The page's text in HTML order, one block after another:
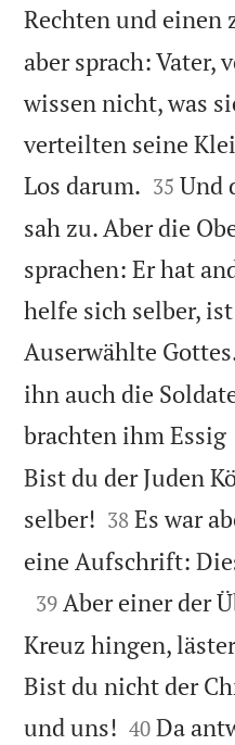
Rechten und einen
aber sprach: Vater,
wissen nicht, was
verteilten seine
Los darum. 

35 Und
sah zu. Aber die
sprachen: Er hat
helfe sich selber,
Auserwählte
ihn auch die
brachten ihm Essig
Bist du der Juden
selber! 

38 Es war
eine Aufschrift:

39 Aber einer der
Kreuz hingen,
Bist du nicht der
und uns! 

40 Da